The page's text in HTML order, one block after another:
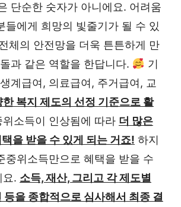
단순한 숫자가 아니에요. 어려움
들에게 희망의 빛줄기가 될 수 있
체의 안전망을 더욱 튼튼하게 만
과 같은 역할을 한답니다.
기
계급여, 의료급여, 주거급여, 교
한 복지 제도의 선정 기준으로 활
소득이 인상됨에 따라 더 많은
을 받을 수 있게 되는 거죠! 하지
중위소득만으로 혜택을 받을 수
요. 소득, 재산, 그리고 각 제도별
등을 종합적으로 심사해서 최종 결